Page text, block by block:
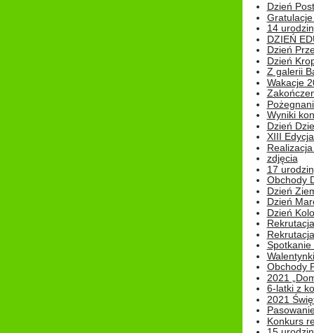
Dzień
14
DZIEŃ
Dzień
Dzień
Z galerii
Wakacje
Wyniki
Dzień
XIII
zdjęcia
17
Obchody
Dzień
Dzień
Dzień
Rekrutacja
Spotkanie
Obchody
2021
6-latki z
2021
Konkurs